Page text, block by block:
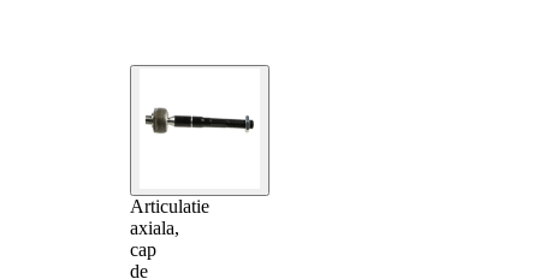
Articulatie
axiala,
cap
de